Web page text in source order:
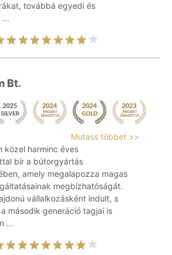
továbbá egyedi és
...
Bt.
Mutass többet >>
közel harminc éves
bír a bútorgyártás
amely megalapozza magas
megbízhatóságát.
vállalkozásként indult, s
második generáció tagjai is
...